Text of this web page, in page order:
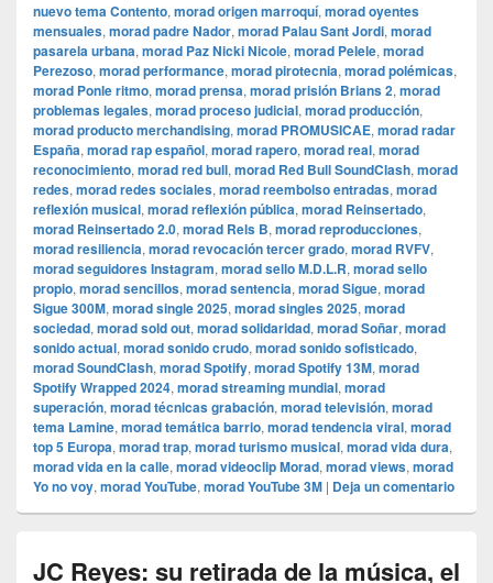
nuevo tema Contento, morad origen marroquí, morad oyentes
mensuales, morad padre Nador, morad Palau Sant Jordi, morad
pasarela urbana, morad Paz Nicki Nicole, morad Pelele, morad
Perezoso, morad performance, morad pirotecnia, morad polémicas,
morad Ponle ritmo, morad prensa, morad prisión Brians 2, morad
problemas legales, morad proceso judicial, morad producción,
morad producto merchandising, morad PROMUSICAE, morad radar
España, morad rap español, morad rapero, morad real, morad
reconocimiento, morad red bull, morad Red Bull SoundClash, morad
redes, morad redes sociales, morad reembolso entradas, morad
reflexión musical, morad reflexión pública, morad Reinsertado,
morad Reinsertado 2.0, morad Rels B, morad reproducciones,
morad resiliencia, morad revocación tercer grado, morad RVFV,
morad seguidores Instagram, morad sello M.D.L.R, morad sello
propio, morad sencillos, morad sentencia, morad Sigue, morad
Sigue 300M, morad single 2025, morad singles 2025, morad
sociedad, morad sold out, morad solidaridad, morad Soñar, morad
sonido actual, morad sonido crudo, morad sonido sofisticado,
morad SoundClash, morad Spotify, morad Spotify 13M, morad
Spotify Wrapped 2024, morad streaming mundial, morad
superación, morad técnicas grabación, morad televisión, morad
tema Lamine, morad temática barrio, morad tendencia viral, morad
top 5 Europa, morad trap, morad turismo musical, morad vida dura,
morad vida en la calle, morad videocli‏p Morad, morad views, morad
Yo no voy, morad YouTube, morad YouTube 3M | Deja un comentario
JC Reyes: su retirada de la música, el